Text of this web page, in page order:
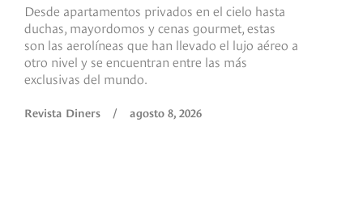
Desde apartamentos privados en el cielo hasta
duchas, mayordomos y cenas gourmet, estas
son las aerolíneas que han llevado el lujo aéreo a
otro nivel y se encuentran entre las más
exclusivas del mundo.
Revista Diners / agosto 8, 2026